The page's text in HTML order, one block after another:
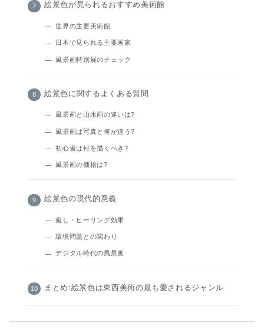
絵景色が見られるおすすめ美術館
世界の主要美術館
日本で見られる主要画家
風景画特別展のチェック
絵景色に関するよくある質問
風景画と山水画の違いは?
風景画は写真と何が違う?
初心者は何を描くべき?
風景画の価格は?
絵景色の現代的意義
癒し・ヒーリング効果
環境問題との関わり
デジタル時代の風景画
まとめ:絵景色は東西美術の最も愛されるジャンル